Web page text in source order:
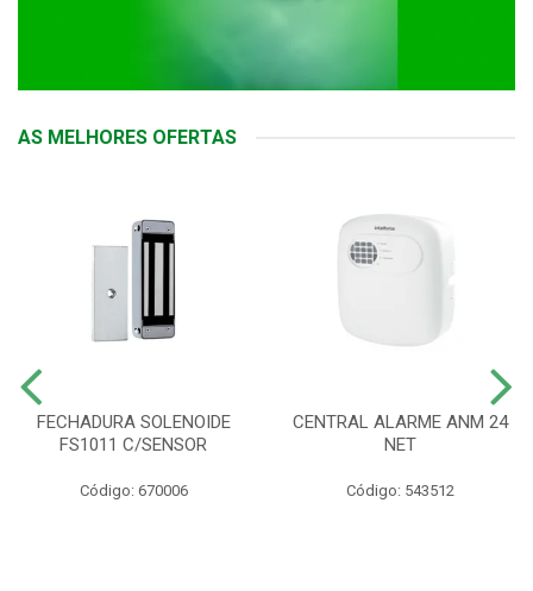
AS MELHORES OFERTAS
FECHADURA SOLENOIDE
FS1011 C/SENSOR
Código: 670006
CENTRAL ALARME ANM 24
NET
Código: 543512